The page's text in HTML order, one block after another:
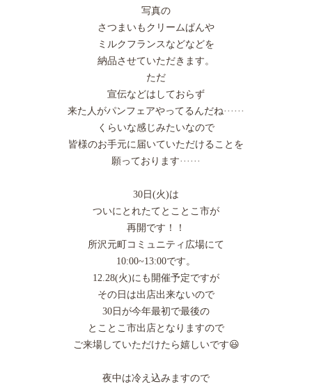
写真の
さつまいもクリームぱんや
ミルクフランスなどなどを
納品させていただきます。
ただ
宣伝などはしておらず
来た人がパンフェアやってるんだね······
くらいな感じみたいなので
皆様のお手元に届いていただけることを
願っております······
30日(火)は
ついにとれたてとことこ市が
再開です！！
所沢元町コミュニティ広場にて
10:00~13:00です。
12.28(火)にも開催予定ですが
その日は出店出来ないので
30日が今年最初で最後の
とことこ市出店となりますので
ご来場していただけたら嬉しいです😃
夜中は冷え込みますので